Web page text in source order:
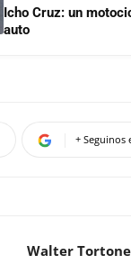
Icho Cruz: un
auto
+ Seguinos
Walter Tortone